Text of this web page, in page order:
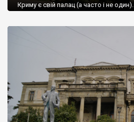
Криму є свій палац (а часто і не один).